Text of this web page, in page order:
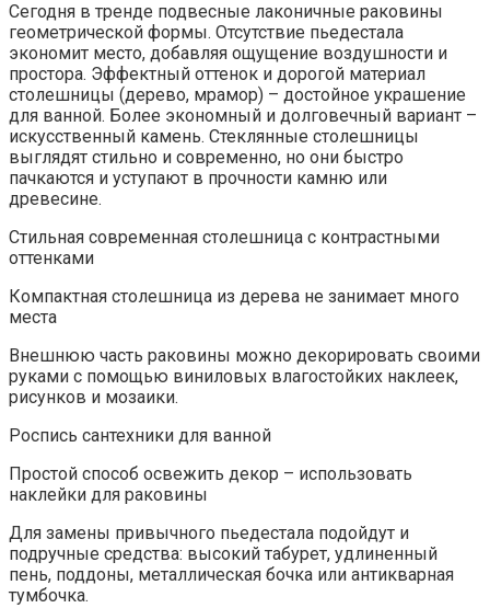
Сегодня в тренде подвесные лаконичные раковины
геометрической формы. Отсутствие пьедестала
экономит место, добавляя ощущение воздушности и
простора. Эффектный оттенок и дорогой материал
столешницы (дерево, мрамор) – достойное украшение
для ванной. Более экономный и долговечный вариант –
искусственный камень. Стеклянные столешницы
выглядят стильно и современно, но они быстро
пачкаются и уступают в прочности камню или
древесине.
Стильная современная столешница с контрастными
оттенками
Компактная столешница из дерева не занимает много
места
Внешнюю часть раковины можно декорировать своими
руками с помощью виниловых влагостойких наклеек,
рисунков и мозаики.
Роспись сантехники для ванной
Простой способ освежить декор – использовать
наклейки для раковины
Для замены привычного пьедестала подойдут и
подручные средства: высокий табурет, удлиненный
пень, поддоны, металлическая бочка или антикварная
тумбочка.